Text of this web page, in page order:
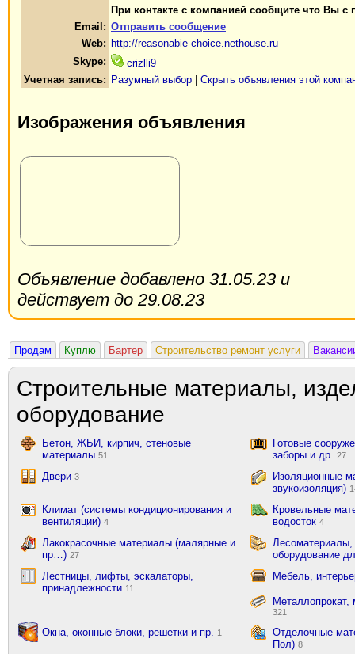
При контакте с компанией сообщите что Вы с
Email: Отправить сообщение
Web: http://reasonabie-choice.nethouse.ru
Skype:
crizlli9
Учетная запись: Разумный выбор | Скрыть объявления этой
Изображения объявления
Объявление добавлено 31.05.23 и
действует до 29.08.23
Продам Куплю Бартер Строительство ремонт услуги
Строительные материалы,
оборудование
Бетон, ЖБИ, кирпич, стеновые
материалы 51
Готовые
заборы и др.
27
Двери 3
Изоляционные
звукоизоляция)
Климат (системы кондиционирования и
вентиляции) 4
Кровельные
водосток 4
Лакокрасочные материалы (малярные и
пр…) 27
оборудование
Лестницы, лифты, эскалаторы,
принадлежности 11
Мебель,
321
Окна, оконные блоки, решетки и пр. 1
Отделочные
Пол) 8